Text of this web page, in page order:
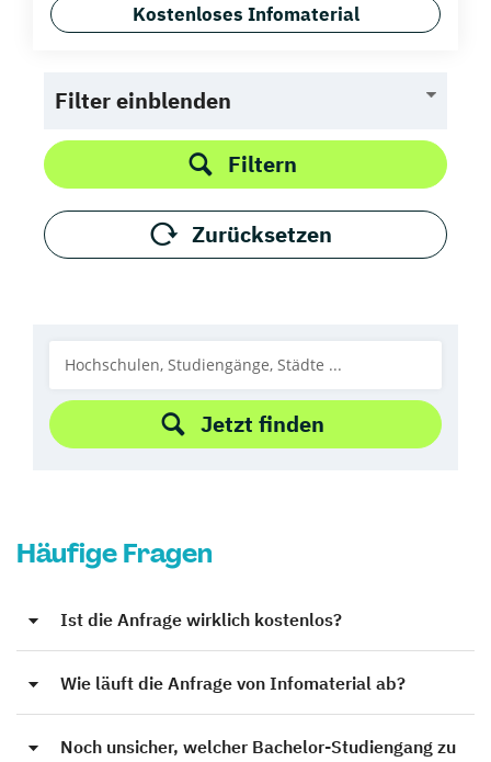
Kostenloses Infomaterial
Filter einblenden
Filtern
Zurücksetzen
Jetzt finden
Häufige Fragen
Ist die Anfrage wirklich kostenlos?
Wie läuft die Anfrage von Infomaterial ab?
Noch unsicher, welcher Bachelor-Studiengang zu